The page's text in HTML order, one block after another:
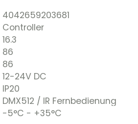
4042659203681
Controller
16.3
86
86
12-24V DC
IP20
DMX512 / IR Fernbedienung
-5°C - +35°C